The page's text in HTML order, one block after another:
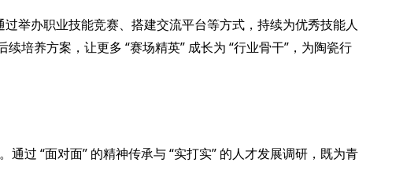
举办职业技能竞赛、搭建交流平台等方式，持续为优秀技能人
续培养方案，让更多 “赛场精英” 成长为 “行业骨干” ，为陶瓷行
通过 “面对面” 的精神传承与 “实打实” 的人才发展调研，既为青